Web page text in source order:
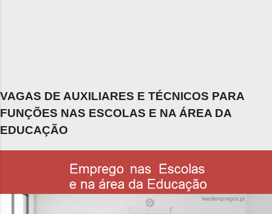
VAGAS DE AUXILIARES E TÉCNICOS PARA
FUNÇÕES NAS ESCOLAS E NA ÁREA DA
EDUCAÇÃO